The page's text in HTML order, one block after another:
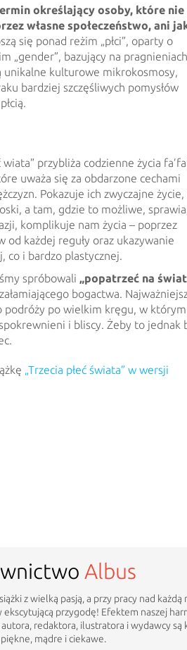
określający osoby, które nie
własne społeczeństwo, ani
się ponad reżim „płci”, oparty o
„gender”, bazujący na
unikalne kulturowe mikrokosmosy,
bardziej szczęśliwych pomysłów
przybliża codzienne życia
uważa się za obdarzone cechami
Pokazuje ich zwyczajne życie,
a tam, gdzie to możliwe,
komplikuje nam życia – poprzez
każdej reguły oraz ukazywanie
co i bardzo plastycznej.
spróbowali „popatrzeć na świat
bogactwa.
podróży po wielkim kręgu, w którym
i bliscy. Żeby to jednak
„Trzecia płeć świata” w wersji
Albus
z wielką pasją, a przy pracy nad każdą
ekscytującą przygodę! Efektem naszej
autora, redaktora, ilustratora i wydawcy są
mądre i ciekawe.